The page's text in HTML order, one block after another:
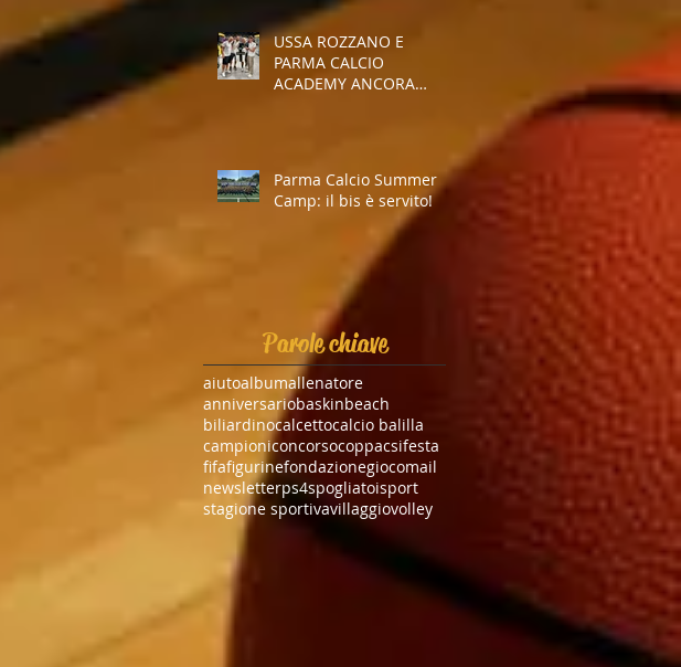
USSA ROZZANO E
PARMA CALCIO
ACADEMY ANCORA
Parma Calcio Summer
Camp: il bis è servito!
Parole chiave
aiutoalbumallenatore
anniversariobaskinbeach
biliardinocalcettocalcio balilla
campioniconcorsocoppacsifesta
fifafigurinefondazionegiocomail
newsletterps4spogliatoisport
stagione sportivavillaggiovolley